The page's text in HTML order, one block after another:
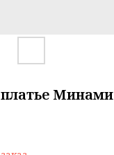
Минами